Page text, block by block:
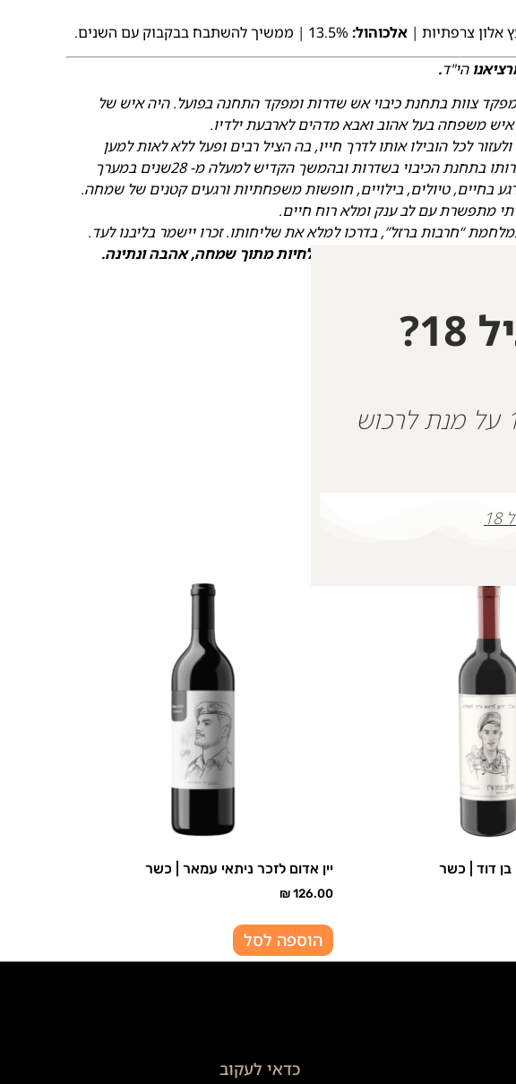
אלכוהול:
הי"ד.
מפקד צוות בתחנת כיבוי אש שדרות ומפקד התחנה בפועל. היה איש של
איש משפחה בעל אהוב ואבא מדהים לארבעת ילדיו.
לכל הובילו אותו לדרך חייו, בה הציל רבים ופעל ללא לאות למען
האחר. אריק התנדב עוד בנערותו בתחנת הכיבוי בשדרות ובהמשך הקדיש למעלה מ- 28שנים במערך
בחיים, טיולים, בילויים, חופשות משפחתיות ורגעים קטנים של שמחה.
מתפשרת עם לב ענק ומלא רוח חיים.
“חרבות ברזל”, בדרכו למלא את שליחותו. זכרו יישמר בליבנו לעד.
ולהזכיר לכולם לנצל כל רגע ולחיות מתוך שמחה, אהבה ונתינה.
+
בן דוד | כשר יין אדום לזכר ניתאי עמאר | כשר
₪126.00
הוספה לסל
כדאי לעקוב
על פי חוק, עליך להיות מעל גיל 18 על מנת לרכוש